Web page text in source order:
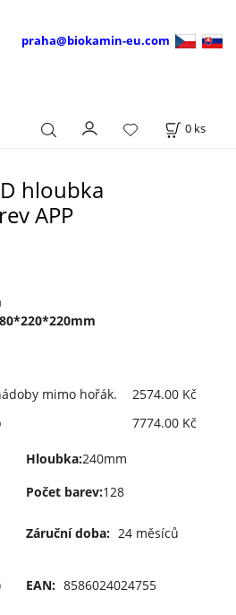
praha@biokamin-eu.com
0 ks
hloubka
APP
mimo hořák.
2574.00 Kč
7774.00 Kč
Hloubka:240mm
Počet barev:128
Záruční doba: 24 měsíců
EAN: 8586024024755